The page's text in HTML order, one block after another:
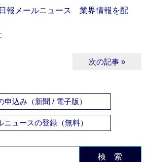
報メールニュース 業界情報を配
次の記事 »
申込み（新聞 / 電子版）
ニュースの登録（無料）
検 索